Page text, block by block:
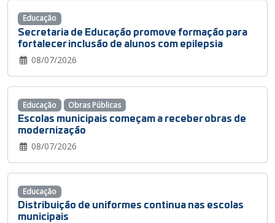
Secretaria de Educação promove formação para
fortalecer inclusão de alunos com epilepsia
08/07/2026
Educação
Escolas municipais começam a receber obras de
modernização
08/07/2026
Educação Obras Públicas
Distribuição de uniformes continua nas escolas
municipais
Educação